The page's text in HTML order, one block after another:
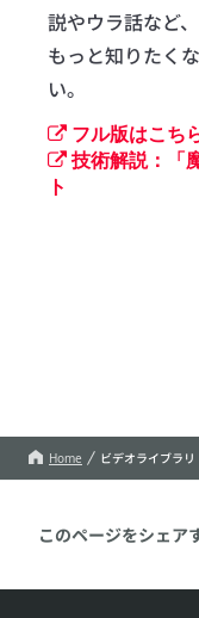
説やウラ話など
もっと知りたく
い。
フル版はこち
技術解説：「
ト
Home ビデオライブラリ
このページをシェア